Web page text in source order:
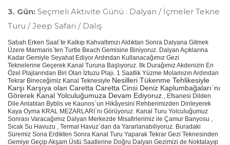
3. Gün: Seçmeli Aktivite Günü : Dalyan / İçmeler Tekne
Turu / Jeep Safari / Dalış
Sabah Erken Saat`te Kalkıp Kahvaltımızı Aldıktan Sonra Dalyana Gitmek
Üzere Marmaris`ten Turtle Beach Gemisine Biniyoruz. Dalyan Açıklarına
Kadar Gemiyle Seyahat Ediyor Ardından Kullanacağımız Gezi
Teknelerine Geçerek Kanal Turuna Başlıyoruz. İlk Durağımız Akdenizin En
Özel Plajlarından Biri Olan İztuzu Plajı. 1 Saatlik Yüzme Molamızın Ardından
Tekrar Bineceğimiz Kanal Teknesiyle Nesilleri Tükenme Tehlikesiyle
Karşı Karşıya olan Caretta Caretta Cinsi Deniz Kaplumbağaları`nı
Görerek Kanal Yolculuğumuza Devam Ediyoruz. , Efsanesi Dilden
Dile Anlatılan Byblis ve Kaunos`un Hikâyesini Rehberimizden Dinleyerek
Kaya Oyma KRAL MEZARLARI`nı Görüyoruz. Kanal Turu Yolculuğumuz
Sonrası Varacağımız Dalyan Merkezde Misafirlerimiz ile Çamur Banyosu ,
Sıcak Su Havuzu , Termal Havuz`dan da Yararlanabiliyoruz. Buradaki
Süremiz Sona Erdikten Sonra Kanal Turu Yaparak Tekrar Gezi Teknesinden
Gemiye Geçip Akşam Üstü Saatlerine Doğru Dalyan Gezimizi de Noktalayıp